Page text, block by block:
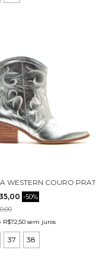
2399024-2
WESTERN COURO PRATA
-50%
R$72,50 sem juros
37 38